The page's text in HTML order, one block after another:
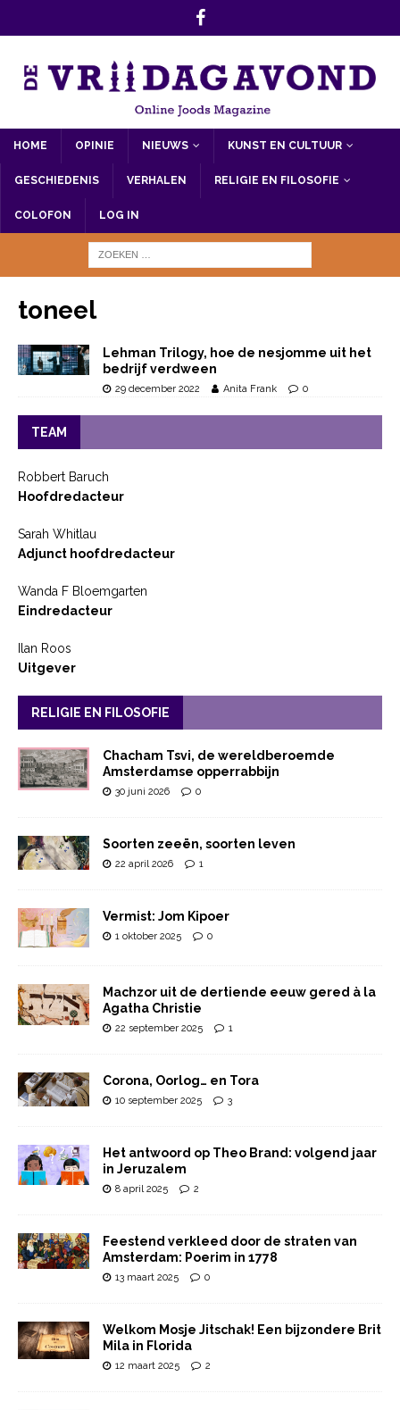
HOME OPINIE NIEUWS KUNST EN CULTUUR
GESCHIEDENIS VERHALEN RELIGIE EN FILOSOFIE
COLOFON LOG IN
toneel
Lehman Trilogy, hoe de nesjomme uit het
bedrijf verdween
29 december 2022 Anita Frank 0
TEAM
Robbert Baruch
Hoofdredacteur
Sarah Whitlau
Adjunct hoofdredacteur
Wanda F Bloemgarten
Eindredacteur
Ilan Roos
Uitgever
RELIGIE EN FILOSOFIE
Chacham Tsvi, de wereldberoemde
Amsterdamse opperrabbijn
30 juni 2026 0
Soorten zeeën, soorten leven
22 april 2026 1
Vermist: Jom Kipoer
1 oktober 2025 0
Machzor uit de dertiende eeuw gered à la
Agatha Christie
22 september 2025 1
Corona, Oorlog… en Tora
10 september 2025 3
Het antwoord op Theo Brand: volgend jaar
in Jeruzalem
8 april 2025 2
Feestend verkleed door de straten van
Amsterdam: Poerim in 1778
13 maart 2025 0
Welkom Mosje Jitschak! Een bijzondere Brit
Mila in Florida
12 maart 2025 2